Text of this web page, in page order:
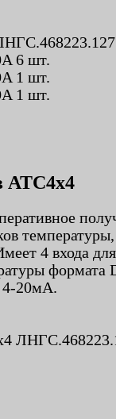
6 шт.
1 шт.
1 шт.
АТС4х4
температуры,
4 входа для
формата
4-20мА.